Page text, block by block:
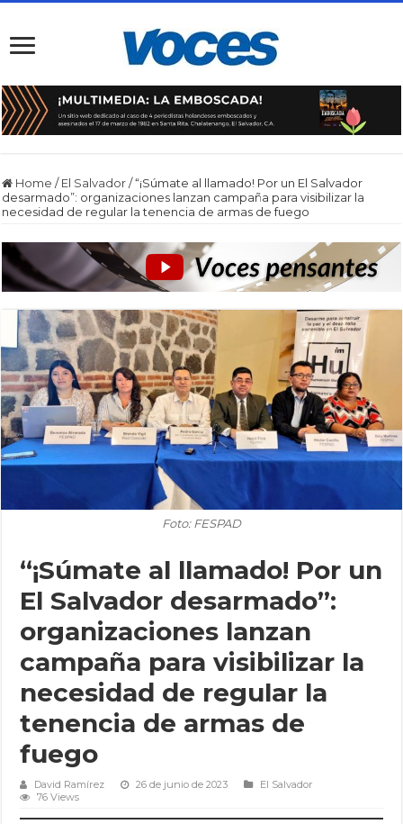
Home / El Salvador /“¡Súmate al llamado! Por un El Salvador
desarmado”: organizaciones lanzan campaña para visibilizar la
necesidad de regular la tenencia de armas de fuego
Foto: FESPAD
“¡Súmate al llamado! Por un
El Salvador desarmado”:
organizaciones lanzan
campaña para visibilizar la
necesidad de regular la
tenencia de armas de
fuego
David Ramírez 26 de junio de 2023
El Salvador
76 Views